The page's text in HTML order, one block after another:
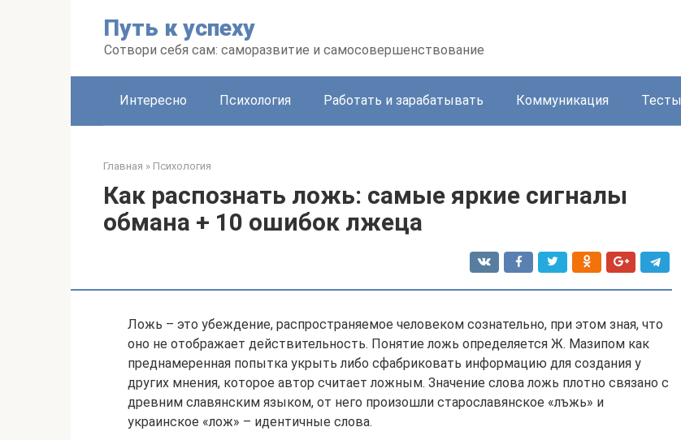
Путь к успеху
Сотвори себя сам: саморазвитие и самосовершенствование
Интересно Психология Работать и зарабатывать Коммуникация Тесты
Главная » Психология
Как распознать ложь: самые яркие сигналы
обмана + 10 ошибок лжеца
Ложь – это убеждение, распространяемое человеком сознательно, при этом зная, что
оно не отображает действительность. Понятие ложь определяется Ж. Мазипом как
преднамеренная попытка укрыть либо сфабриковать информацию для создания у
других мнения, которое автор считает ложным. Значение слова ложь плотно связано с
древним славянским языком, от него произошли старославянское «лъжь» и
украинское «лож» – идентичные слова.